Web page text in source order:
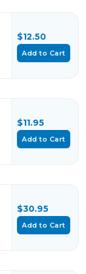
$12.50
Add to Cart
$11.95
Add to Cart
$30.95
Add to Cart